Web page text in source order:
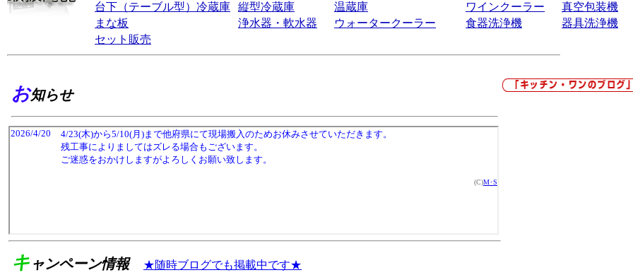
台下（テーブル型）冷蔵庫
縦型冷蔵庫 温蔵庫 ワインクーラー
真空包装機
まな板
浄水器・軟水器 ウォータークーラー 食器洗浄機
器具洗浄機
セット販売
お知らせ